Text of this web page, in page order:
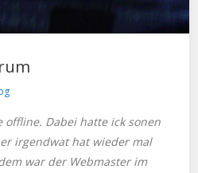
offline. Dabei hatte ick sonen
irgendwat hat wieder mal
war der Webmaster im